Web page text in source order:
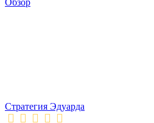
Стратегия Эдуарда